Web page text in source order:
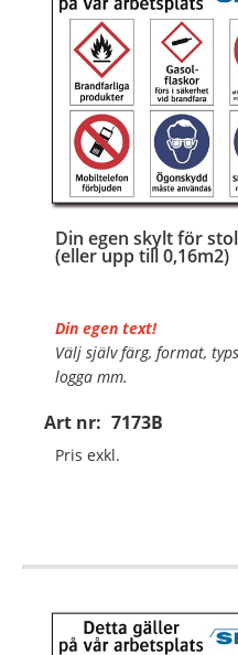
Din egen skylt för
(eller upp till 0,16m2)
Art nr: 7173B
Din egen text!
Välj själv färg, format,
logga mm.
Material:Kantvikt
Mått:420x375mm (eller
…
Pris exkl.